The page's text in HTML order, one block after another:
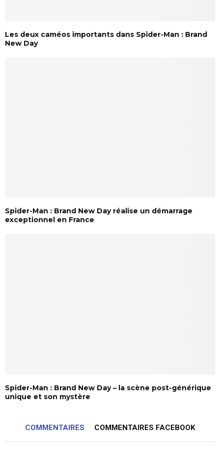
Les deux caméos importants dans Spider-Man : Brand
New Day
Spider-Man : Brand New Day réalise un démarrage
exceptionnel en France
Spider-Man : Brand New Day – la scène post-générique
unique et son mystère
COMMENTAIRES COMMENTAIRES FACEBOOK